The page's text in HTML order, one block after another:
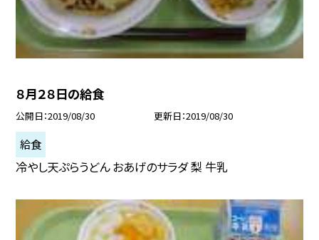
８月２８日の給食
公開日 2019/08/30 更新日 2019/08/30
給食
冷やし天ぷらうどん おあげのサラダ 梨 牛乳